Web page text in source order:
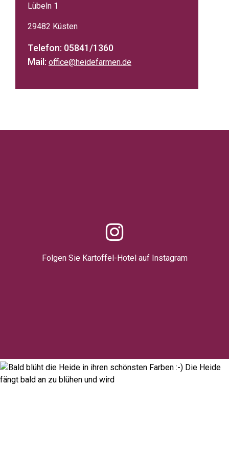
Lübeln 1
29482 Küsten
Telefon: 05841/1360
Mail: office@heidefarmen.de
Folgen Sie Kartoffel-Hotel auf Instagram